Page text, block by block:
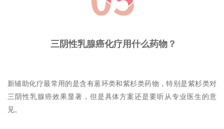
三阴性乳腺癌化疗用什么药物？
新辅助化疗最常用的是含有蒽环类和紫杉类药物，特别是紫杉类对
三阴性乳腺癌效果显著，但是具体方案还是要听从专业医生的意
见。